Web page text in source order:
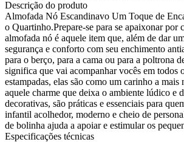
Descrição do produto
Almofada Nó Escandinavo Um Toque de
o Quartinho.Prepare-se para se apaixonar por
almofada nó é aquele item que, além de dar
segurança e conforto com seu enchimento
para o berço, para a cama ou para a poltrona
significa que vai acompanhar vocês em todos
estampadas, elas são como um carinho a
aquele charme que deixa o ambiente lúdico e
decorativas, são práticas e essenciais para
infantil acolhedor, moderno e cheio de
de bolinha ajuda a apoiar e estimular os
Especificações técnicas